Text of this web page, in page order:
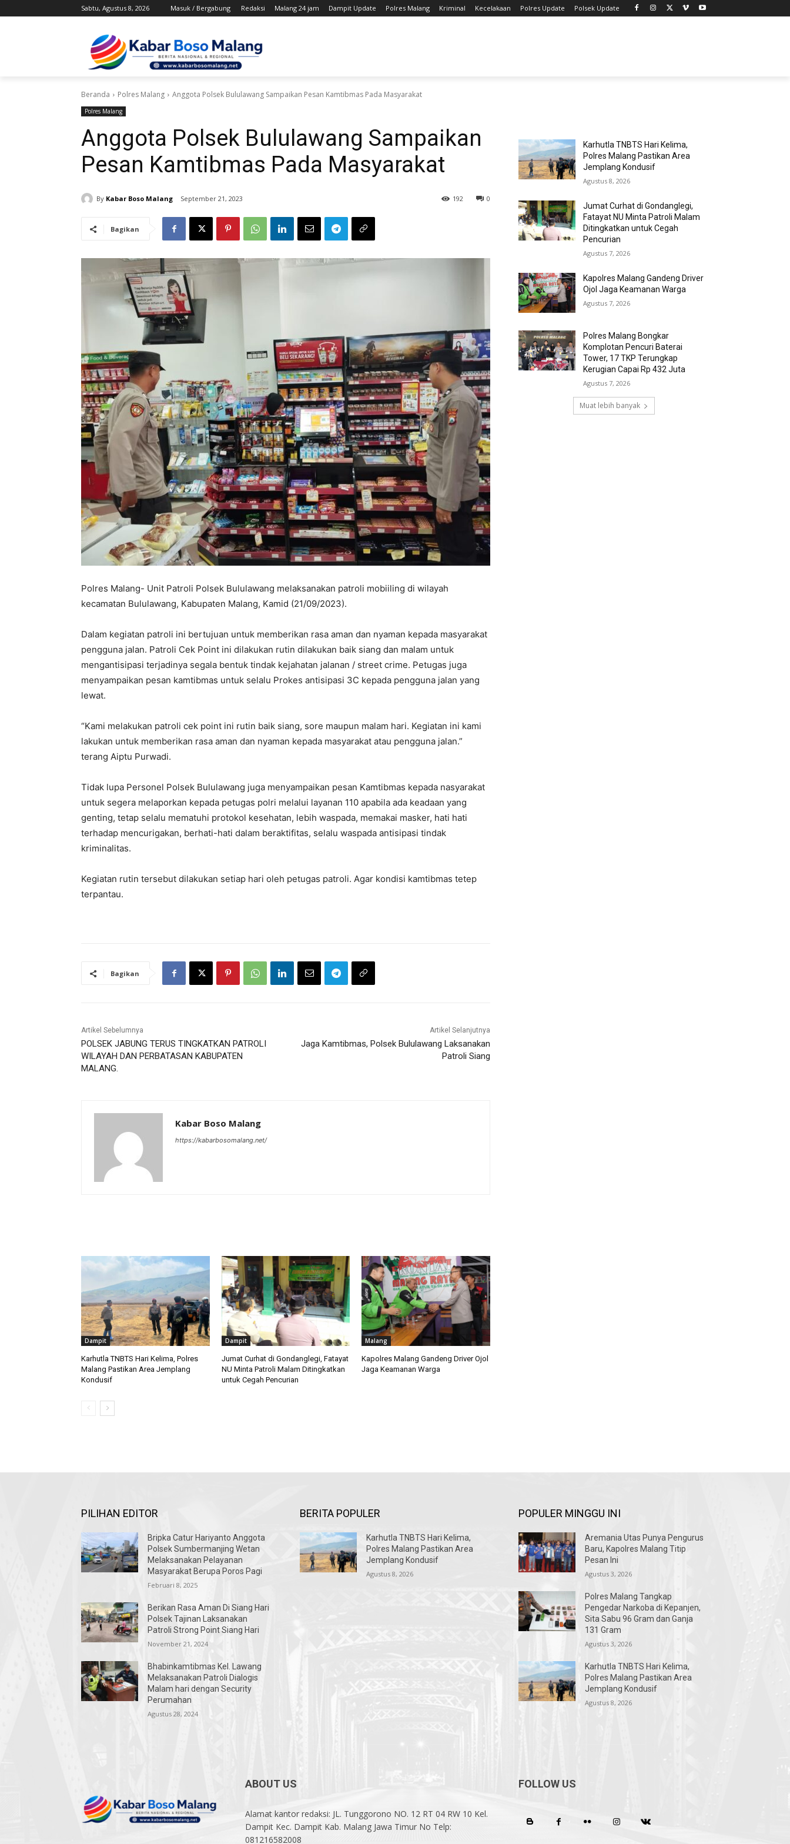
Sabtu, Agustus 8, 2026 Masuk / Bergabung Redaksi Malang 24 jam Dampit Update Polres Malang Kriminal Kecelakaan Polres Update Polsek Update
Beranda Polres Malang Anggota Polsek Bululawang Sampaikan Pesan Kamtibmas Pada Masyarakat
Polres Malang
Anggota Polsek Bululawang Sampaikan
Pesan Kamtibmas Pada Masyarakat
By Kabar Boso Malang September 21, 2023 0
192
Bagikan
Polres Malang- Unit Patroli Polsek Bululawang melaksanakan patroli mobiiling di wilayah
kecamatan Bululawang, Kabupaten Malang, Kamid (21/09/2023).
Dalam kegiatan patroli ini bertujuan untuk memberikan rasa aman dan nyaman kepada masyarakat
pengguna jalan. Patroli Cek Point ini dilakukan rutin dilakukan baik siang dan malam untuk
mengantisipasi terjadinya segala bentuk tindak kejahatan jalanan / street crime. Petugas juga
menyampaikan pesan kamtibmas untuk selalu Prokes antisipasi 3C kepada pengguna jalan yang
lewat.
“Kami melakukan patroli cek point ini rutin baik siang, sore maupun malam hari. Kegiatan ini kami
lakukan untuk memberikan rasa aman dan nyaman kepada masyarakat atau pengguna jalan.”
terang Aiptu Purwadi.
Tidak lupa Personel Polsek Bululawang juga menyampaikan pesan Kamtibmas kepada nasyarakat
untuk segera melaporkan kepada petugas polri melalui layanan 110 apabila ada keadaan yang
genting, tetap selalu mematuhi protokol kesehatan, lebih waspada, memakai masker, hati hati
terhadap mencurigakan, berhati-hati dalam beraktifitas, selalu waspada antisipasi tindak
kriminalitas.
Kegiatan rutin tersebut dilakukan setiap hari oleh petugas patroli. Agar kondisi kamtibmas tetep
terpantau.
Bagikan
Artikel Sebelumnya
POLSEK JABUNG TERUS TINGKATKAN PATROLI
WILAYAH DAN PERBATASAN KABUPATEN
MALANG.
Artikel Selanjutnya
Jaga Kamtibmas, Polsek Bululawang Laksanakan
Patroli Siang
Kabar Boso Malang
https://kabarbosomalang.net/
Dampit
Karhutla TNBTS Hari Kelima, Polres
Malang Pastikan Area Jemplang
Kondusif
Dampit
Jumat Curhat di Gondanglegi, Fatayat
NU Minta Patroli Malam Ditingkatkan
untuk Cegah Pencurian
Malang
Kapolres Malang Gandeng Driver Ojol
Jaga Keamanan Warga
Karhutla TNBTS Hari Kelima,
Polres Malang Pastikan Area
Jemplang Kondusif
Agustus 8, 2026
Jumat Curhat di Gondanglegi,
Fatayat NU Minta Patroli Malam
Ditingkatkan untuk Cegah
Pencurian
Agustus 7, 2026
Kapolres Malang Gandeng Driver
Ojol Jaga Keamanan Warga
Agustus 7, 2026
Polres Malang Bongkar
Komplotan Pencuri Baterai
Tower, 17 TKP Terungkap
Kerugian Capai Rp 432 Juta
Agustus 7, 2026
Muat lebih banyak
PILIHAN EDITOR
Bripka Catur Hariyanto Anggota
Polsek Sumbermanjing Wetan
Melaksanakan Pelayanan
Masyarakat Berupa Poros Pagi
Februari 8, 2025
Berikan Rasa Aman Di Siang Hari
Polsek Tajinan Laksanakan
Patroli Strong Point Siang Hari
November 21, 2024
Bhabinkamtibmas Kel. Lawang
Melaksanakan Patroli Dialogis
Malam hari dengan Security
Perumahan
Agustus 28, 2024
BERITA POPULER
Karhutla TNBTS Hari Kelima,
Polres Malang Pastikan Area
Jemplang Kondusif
Agustus 8, 2026
POPULER MINGGU INI
Aremania Utas Punya Pengurus
Baru, Kapolres Malang Titip
Pesan Ini
Agustus 3, 2026
Polres Malang Tangkap
Pengedar Narkoba di Kepanjen,
Sita Sabu 96 Gram dan Ganja
131 Gram
Agustus 3, 2026
Karhutla TNBTS Hari Kelima,
Polres Malang Pastikan Area
Jemplang Kondusif
Agustus 8, 2026
ABOUT US
Alamat kantor redaksi: JL. Tunggorono NO. 12 RT 04 RW 10 Kel.
Dampit Kec. Dampit Kab. Malang Jawa Timur No Telp:
081216582008
FOLLOW US